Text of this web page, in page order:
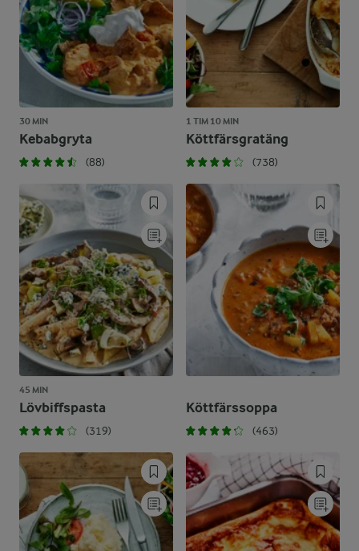
30 MIN
Kebabgryta
(88)
1 TIM 10 MIN
Köttfärsgratäng
(738)
45 MIN
Lövbiffspasta
(319)
Köttfärssoppa
(463)